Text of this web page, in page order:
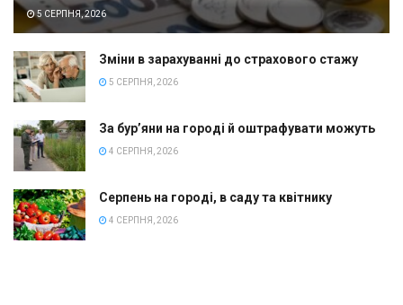
5 СЕРПНЯ, 2026
Зміни в зарахуванні до страхового стажу
5 СЕРПНЯ, 2026
За бур’яни на городі й оштрафувати можуть
4 СЕРПНЯ, 2026
Серпень на городі, в саду та квітнику
4 СЕРПНЯ, 2026